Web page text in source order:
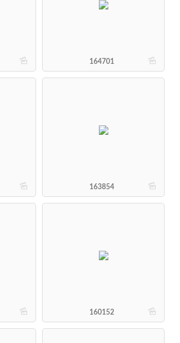
b b
164701
b b
163854
b b
160152